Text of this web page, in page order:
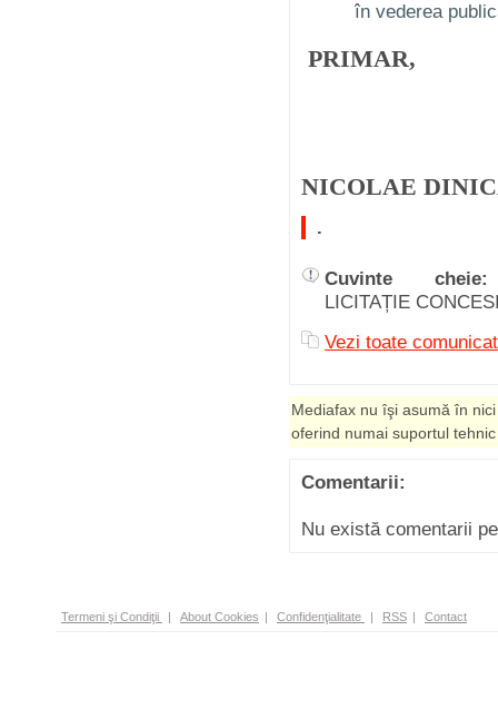
în vederea
PRIMAR,
NICOLAE
.
Cuvinte cheie:
LICITAȚIE
Vezi toate
Mediafax nu îşi asumă în
oferind numai suportul
Comentarii:
Nu există comentarii
Termeni şi Condiţii | About Cookies | Confidenţialitate | RSS | Contact